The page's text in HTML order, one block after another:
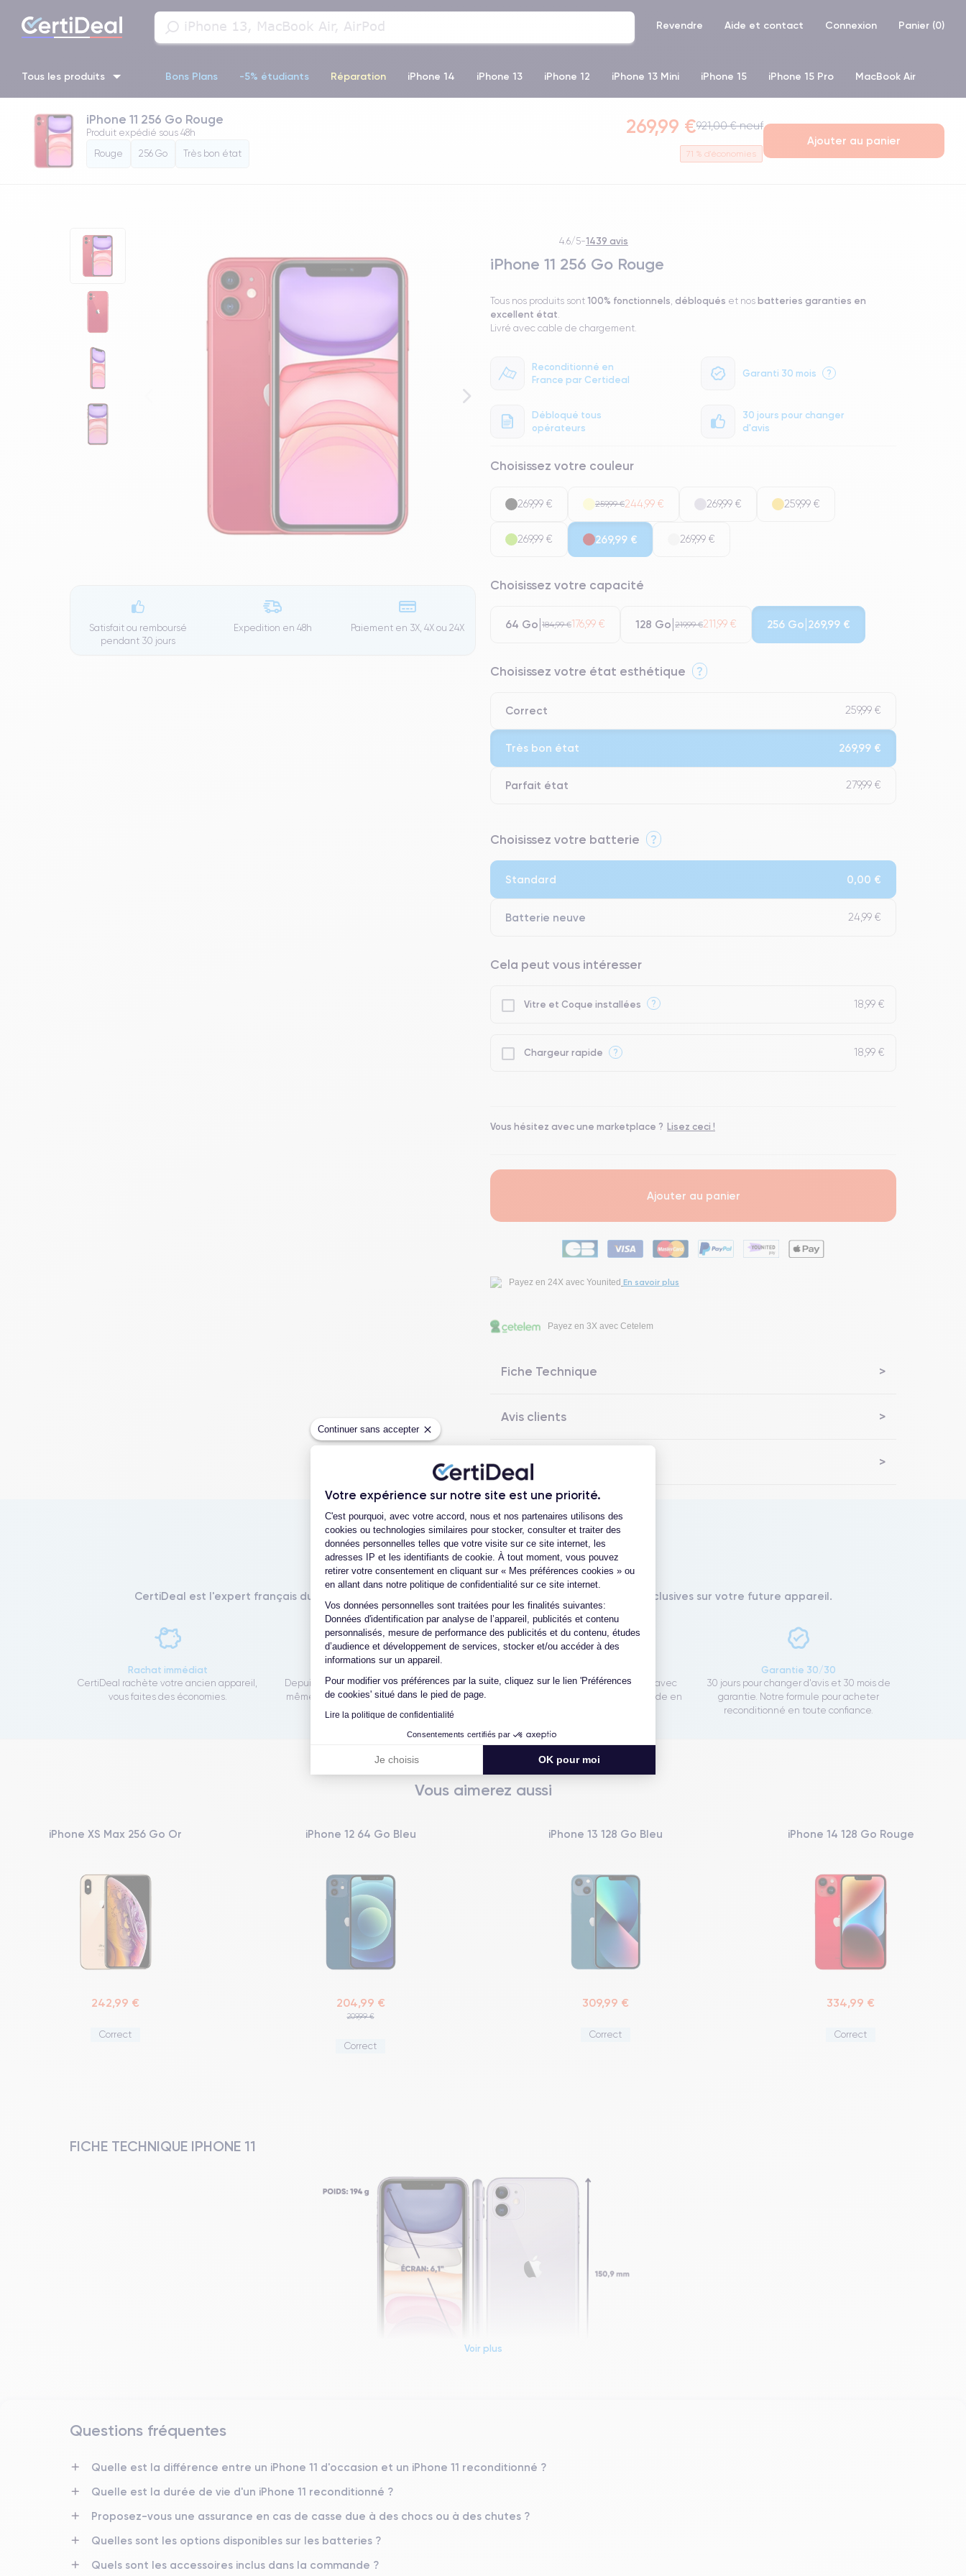
Continuer sans accepter
Votre expérience sur notre site est une priorité.
Plateforme de Gestion du Consentement : Personnalisez vos Options
C'est pourquoi, avec votre accord, nous et nos partenaires utilisons des
cookies ou technologies similaires pour stocker, consulter et traiter des
données personnelles telles que votre visite sur ce site internet, les
adresses IP et les identifiants de cookie. À tout moment, vous pouvez
retirer votre consentement en cliquant sur « Mes préférences cookies » ou
en allant dans notre politique de confidentialité sur ce site internet.
Vos données personnelles sont traitées pour les finalités suivantes:
Données d'identification par analyse de l’appareil, publicités et contenu
personnalisés, mesure de performance des publicités et du contenu, études
d’audience et développement de services, stocker et/ou accéder à des
informations sur un appareil.
Pour modifier vos préférences par la suite, cliquez sur le lien 'Préférences
de cookies' situé dans le pied de page.
Lire la politique de confidentialité
Consentements certifiés par
Je choisis OK pour moi
Axeptio consent
Revendre Aide et contact Connexion Panier (0)
Tous les produits Bons Plans -5% étudiants Réparation iPhone 14 iPhone 13 iPhone 12 iPhone 13 Mini iPhone 15 iPhone 15 Pro MacBook Air
iPhone 16 iPhone 14 Pro iPhone 13 Pro iPhone XR iPhone SE 2 (2020)
iPhone 11 Pro iPhone 14 pro
iPhone 11 256 Go Rouge
Produit expédié sous 48h
Rouge
256 Go Très bon état
269,99 €921,00 € neuf
71 % d'économies
Ajouter au panier
Satisfait ou remboursé
pendant 30 jours
Expedition en 48h Paiement en 3X, 4X ou 24X
4.6/5-1439 avis
iPhone 11 256 Go Rouge
Tous nos produits sont 100% fonctionnels débloqués et nos batteries garanties en
excellent état
Livré avec cable de chargement.
Reconditionné en
France par Certideal
Garanti 30 mois ?
Débloqué tous
opérateurs
30 jours pour changer
d'avis
Choisissez votre couleur
269,99 € 259,99 €244,99 € 269,99 € 259,99 €
269,99 € 269,99 € 269,99 €
Choisissez votre capacité
64 Go 184,99 €176,99 € 128 Go 219,99 €211,99 € 256 Go 269,99 €
Choisissez votre état esthétique ?
Correct 259,99 €
Très bon état 269,99 €
Parfait état 279,99 €
⭐ Premium
Choisissez votre batterie ?
Standard 0,00 €
Batterie neuve 24,99 €
Cela peut vous intéresser
Vitre et Coque installées ? 18,99 €
Chargeur rapide ? 18,99 €
Vous hésitez avec une marketplace ? Lisez ceci !
Ajouter au panier
Payez en 24X avec Younited En savoir plus
Payez en 3X avec Cetelem
Fiche Technique
Avis clients
Questions fréquentes
Les garanties CertiDeal
CertiDeal est l'expert français du reconditionné. En achetant ici, vous bénéficiez de garanties exclusives sur votre future appareil.
Rachat immédiat
CertiDeal rachète votre ancien appareil,
vous faites des économies.
Depuis 10 ans, nous reconditionnons nous-
même tous nos produits pour un maximum
de qualité.
Nos équipes sont en contact direct avec
notre atelier pour une résolution rapide en
Garantie 30/30
30 jours pour changer d'avis et 30 mois de
garantie. Notre formule pour acheter
reconditionné en toute confiance.
Vous aimerez aussi
iPhone XS Max 256 Go Or
242,99 €
Correct
iPhone 12 64 Go Bleu
204,99 €
209,99 €
Correct
iPhone 13 128 Go Bleu
309,99 €
Correct
iPhone 14 128 Go Rouge
334,99 €
Correct
FICHE TECHNIQUE IPHONE 11
10/09/2019 iOS (iOS 26)
Dimensions
Écran
Voir plus
Questions fréquentes
Quelle est la différence entre un iPhone 11 d'occasion et un iPhone 11 reconditionné ?
Quelle est la durée de vie d'un iPhone 11 reconditionné ?
Proposez-vous une assurance en cas de casse due à des chocs ou à des chutes ?
Quelles sont les options disponibles sur les batteries ?
Quels sont les accessoires inclus dans la commande ?